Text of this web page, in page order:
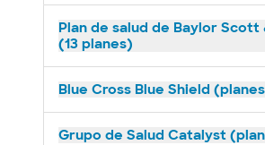
Plan de salud de Baylor Scott
(13 planes)
Blue Cross Blue Shield
Grupo de Salud Catalyst